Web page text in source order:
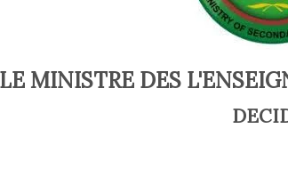
LE MINISTRE DES